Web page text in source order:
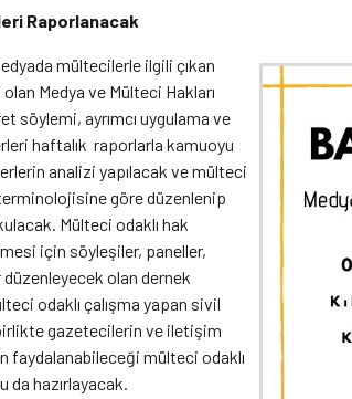
Raporlanacak
mültecilerle ilgili çıkan
Medya ve Mülteci Hakları
söylemi, ayrımcı uygulama ve
haftalık raporlarla kamuoyu
analizi yapılacak ve mülteci
göre düzenlenip
Mülteci odaklı hak
için söyleşiler, paneller,
olan dernek
odaklı çalışma yapan sivil
gazetecilerin ve iletişim
faydalanabileceği mülteci odaklı
da hazırlayacak.